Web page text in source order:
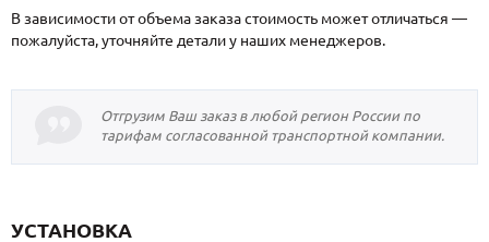
В зависимости от объема заказа стоимость может отличаться —
пожалуйста, уточняйте детали у наших менеджеров.
Отгрузим Ваш заказ в любой регион России по
тарифам согласованной транспортной компании.
УСТАНОВКА